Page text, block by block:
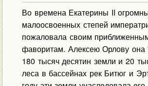
Во времена Екатерины II
малоосвоенных степей
пожаловала своим
фаворитам. Алексею Орлову она
180 тысяч десятин земли и 20
леса в бассейнах рек Битюг и